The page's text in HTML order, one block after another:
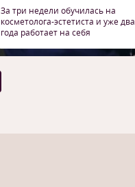
За три недели обучилась на
косметолога-эстетиста и уже два
года работает на себя